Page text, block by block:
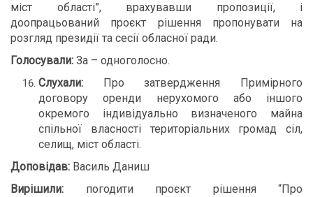
міст області”, врахувавши пропозиції, і
доопрацьований проєкт рішення пропонувати на
розгляд президії та сесії обласної ради.
Голосували: За – одноголосно.
Слухали: Про затвердження Примірного
договору оренди нерухомого або іншого
окремого індивідуально визначеного майна
спільної власності територіальних громад сіл,
селищ, міст області.
Доповідав: Василь Даниш
Вирішили: погодити проєкт рішення “Про